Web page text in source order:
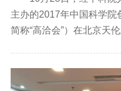
主办的2017年中国科学
简称“高洽会”）在北京天
究所及高新技术企业人员